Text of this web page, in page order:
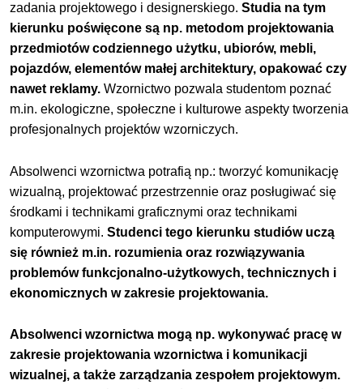
zadania projektowego i designerskiego.Studia na tym
kierunku poświęcone są np. metodom projektowania
przedmiotów codziennego użytku, ubiorów, mebli,
pojazdów, elementów małej architektury, opakować czy
nawet reklamy.Wzornictwo pozwala studentom poznać
m.in. ekologiczne, społeczne i kulturowe aspekty tworzenia
profesjonalnych projektów wzorniczych.
Absolwenci wzornictwa potrafią np.: tworzyć komunikację
wizualną, projektować przestrzennie oraz posługiwać się
środkami i technikami graficznymi oraz technikami
komputerowymi.Studenci tego kierunku studiów uczą
się również m.in. rozumienia oraz rozwiązywania
problemów funkcjonalno-użytkowych, technicznych i
ekonomicznych w zakresie projektowania.
Absolwenci wzornictwa mogą np. wykonywać pracę w
zakresie projektowania wzornictwa i komunikacji
wizualnej, a także zarządzania zespołem projektowym.